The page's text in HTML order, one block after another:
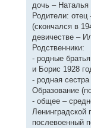
дочь – Наталья
Родители: отец
(скончался в
девичестве –
Родственники:
- родные
и Борис 1928
- родная
Образование
- общее –
послевоенный